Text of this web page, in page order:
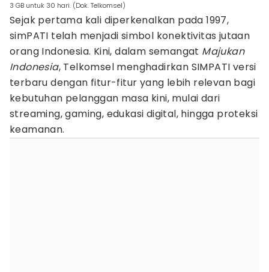
3 GB untuk 30 hari. (Dok. Telkomsel)
Sejak pertama kali diperkenalkan pada 1997,
simPATI telah menjadi simbol konektivitas jutaan
orang Indonesia. Kini, dalam semangat Majukan
Indonesia, Telkomsel menghadirkan SIMPATI versi
terbaru dengan fitur-fitur yang lebih relevan bagi
kebutuhan pelanggan masa kini, mulai dari
streaming, gaming, edukasi digital, hingga proteksi
keamanan.